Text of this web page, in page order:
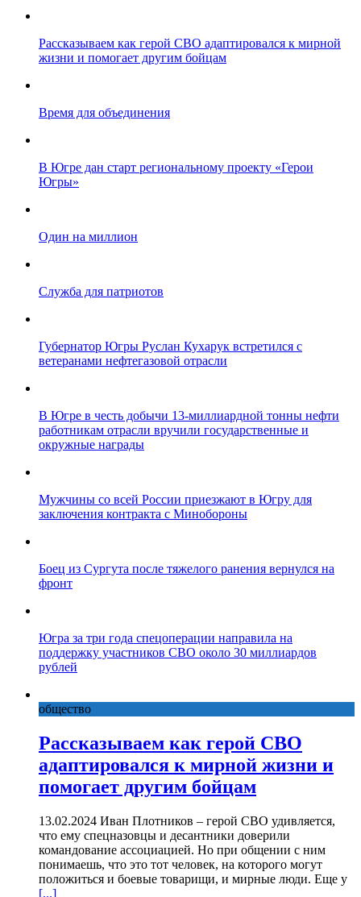
Рассказываем как герой СВО адаптировался к мирной
жизни и помогает другим бойцам
Время для объединения
В Югре дан старт региональному проекту «Герои
Югры»
Один на миллион
Служба для патриотов
Губернатор Югры Руслан Кухарук встретился с
ветеранами нефтегазовой отрасли
В Югре в честь добычи 13-миллиардной тонны нефти
работникам отрасли вручили государственные и
окружные награды
Мужчины со всей России приезжают в Югру для
заключения контракта с Минобороны
Боец из Сургута после тяжелого ранения вернулся на
фронт
Югра за три года спецоперации направила на
поддержку участников СВО около 30 миллиардов
рублей
общество
Рассказываем как герой СВО
адаптировался к мирной жизни и
помогает другим бойцам
13.02.2024 Иван Плотников – герой СВО удивляется,
что ему спецназовцы и десантники доверили
командование ассоциацией. Но при общении с ним
понимаешь, что это тот человек, на которого могут
положиться и боевые товарищи, и мирные люди. Еще у
[...]